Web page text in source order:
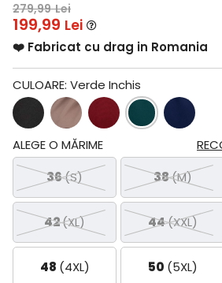
279,99 Lei
199,99 Lei
❤️ Fabricat cu drag in Romania
CULOARE: Verde Inchis
ALEGE O MĂRIME
36(S) 38(M)
42(XL) 44(XXL)
48 (4XL) 50 (5XL)